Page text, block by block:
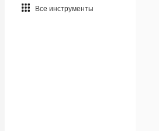
Все инструменты